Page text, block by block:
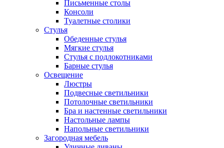
Письменные столы
Консоли
Туалетные столики
Стулья
Обеденные стулья
Мягкие стулья
Стулья с подлокотниками
Барные стулья
Освещение
Люстры
Подвесные светильники
Потолочные светильники
Бра и настенные светильники
Настольные лампы
Напольные светильники
Загородная мебель